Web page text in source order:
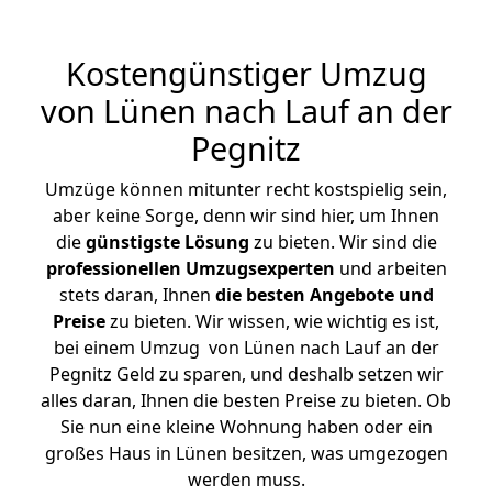
Kostengünstiger Umzug
von Lünen nach Lauf an der
Pegnitz
Umzüge können mitunter recht kostspielig sein,
aber keine Sorge, denn wir sind hier, um Ihnen
diegünstigste Lösung zu bieten. Wir sind die
professionellen Umzugsexperten und arbeiten
stets daran, Ihnen die besten Angebote und
Preisezu bieten. Wir wissen, wie wichtig es ist,
bei einem Umzug von Lünen nach Lauf an der
Pegnitz Geld zu sparen, und deshalb setzen wir
alles daran, Ihnen die besten Preise zu bieten. Ob
Sie nun eine kleine Wohnung haben oder ein
großes Haus in Lünen besitzen, was umgezogen
werden muss.